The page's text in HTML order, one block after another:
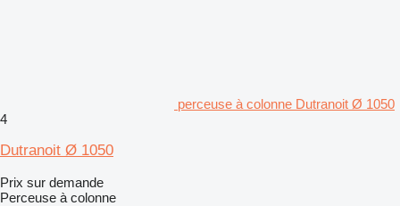
perceuse à colonne Dutranoit Ø 1050
4
Dutranoit Ø 1050
Prix sur demande
Perceuse à colonne